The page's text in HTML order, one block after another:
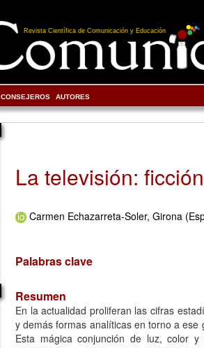
Revista Científica de Comunicación y Educación
CONSEJEROS AUTORES
La televisión:
Carmen Echazarreta-Soler, Girona
Palabras clave
Resumen
En la actualidad proliferan las cifras
y demás formas analíticas en torno a
Esta mágica conjunción de luz, color